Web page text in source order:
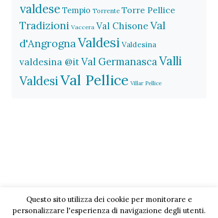
valdese Tempio Torrente Torre Pellice
Tradizioni Vaccera Val Chisone Val
d'AngrognaValdesi Valdesina
valdesina @itVal GermanascaValli
ValdesiVal Pellice Villar Pellice
Questo sito utilizza dei cookie per monitorare e
personalizzare l'esperienza di navigazione degli utenti.